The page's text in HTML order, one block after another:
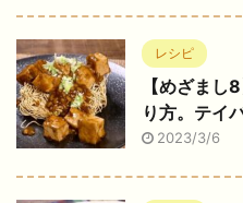
レシピ
【めざまし
り方。テイ
2023/3/6